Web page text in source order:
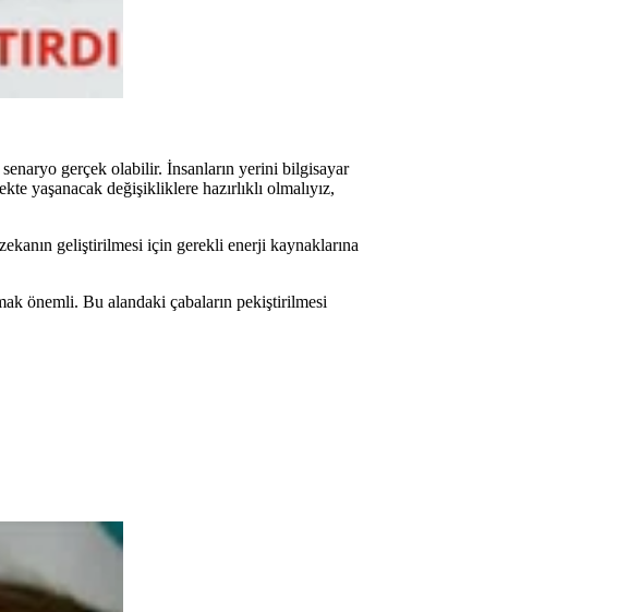
senaryo gerçek olabilir. İnsanların yerini bilgisayar
yaşanacak değişikliklere hazırlıklı olmalıyız,
geliştirilmesi için gerekli enerji kaynaklarına
önemli. Bu alandaki çabaların pekiştirilmesi